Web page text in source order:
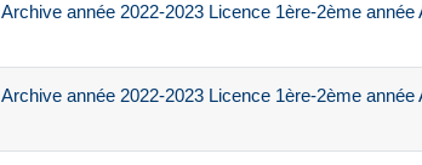
Archive année 2022-2023 Licence 1ère-2ème
Archive année 2022-2023 Licence 1ère-2ème